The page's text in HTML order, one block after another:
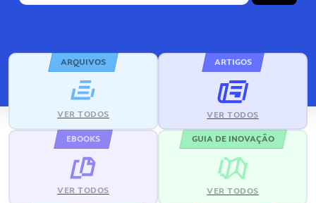
ARQUIVOS
VER TODOS
ARTIGOS
VER TODOS
EBOOKS
VER TODOS
GUIA DE INOVAÇÃO
VER TODOS